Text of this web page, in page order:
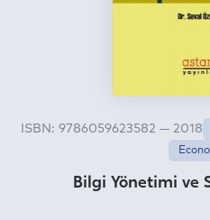
Bilgi Yönetimi ve
ISBN: 9786059623582 — 2018